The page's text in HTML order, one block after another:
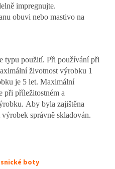
impregnujte.
obuvi nebo mastivo na
typu použití. Při používání při
životnost výrobku 1
je 5 let. Maximální
při příležitostném a
Aby byla zajištěna
správně skladován.
boty